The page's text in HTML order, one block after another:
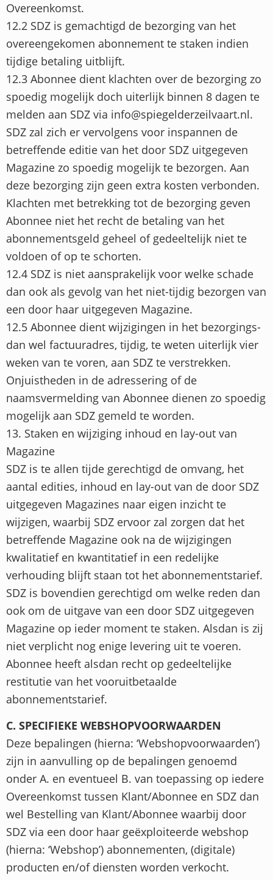
Overeenkomst.
12.2 SDZ is gemachtigd de bezorging van het
overeengekomen abonnement te staken indien
tijdige betaling uitblijft.
12.3 Abonnee dient klachten over de bezorging zo
spoedig mogelijk doch uiterlijk binnen 8 dagen te
melden aan SDZ via info@spiegelderzeilvaart.nl.
SDZ zal zich er vervolgens voor inspannen de
betreffende editie van het door SDZ uitgegeven
Magazine zo spoedig mogelijk te bezorgen. Aan
deze bezorging zijn geen extra kosten verbonden.
Klachten met betrekking tot de bezorging geven
Abonnee niet het recht de betaling van het
abonnementsgeld geheel of gedeeltelijk niet te
voldoen of op te schorten.
12.4 SDZ is niet aansprakelijk voor welke schade
dan ook als gevolg van het niet-tijdig bezorgen van
een door haar uitgegeven Magazine.
12.5 Abonnee dient wijzigingen in het bezorgings-
dan wel factuuradres, tijdig, te weten uiterlijk vier
weken van te voren, aan SDZ te verstrekken.
Onjuistheden in de adressering of de
naamsvermelding van Abonnee dienen zo spoedig
mogelijk aan SDZ gemeld te worden.
13. Staken en wijziging inhoud en lay-out van
Magazine
SDZ is te allen tijde gerechtigd de omvang, het
aantal edities, inhoud en lay-out van de door SDZ
uitgegeven Magazines naar eigen inzicht te
wijzigen, waarbij SDZ ervoor zal zorgen dat het
betreffende Magazine ook na de wijzigingen
kwalitatief en kwantitatief in een redelijke
verhouding blijft staan tot het abonnementstarief.
SDZ is bovendien gerechtigd om welke reden dan
ook om de uitgave van een door SDZ uitgegeven
Magazine op ieder moment te staken. Alsdan is zij
niet verplicht nog enige levering uit te voeren.
Abonnee heeft alsdan recht op gedeeltelijke
restitutie van het vooruitbetaalde
abonnementstarief.
C. SPECIFIEKE WEBSHOPVOORWAARDEN
Deze bepalingen (hierna: ‘Webshopvoorwaarden’)
zijn in aanvulling op de bepalingen genoemd
onder A. en eventueel B. van toepassing op iedere
Overeenkomst tussen Klant/Abonnee en SDZ dan
wel Bestelling van Klant/Abonnee waarbij door
SDZ via een door haar geëxploiteerde webshop
(hierna: ‘Webshop’) abonnementen, (digitale)
producten en/of diensten worden verkocht.